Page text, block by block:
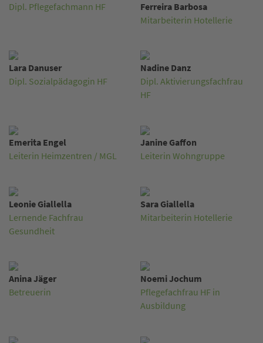
Dipl. Pflegefachmann HF
Ferreira Barbosa
Mitarbeiterin Hotellerie
Lara Danuser
Dipl. Sozialpädagogin HF
Nadine Danz
Dipl. Aktivierungsfachfrau
HF
Emerita Engel
Leiterin Heimzentren / MGL
Janine Gaffon
Leiterin Wohngruppe
Leonie Giallella
Lernende Fachfrau
Gesundheit
Sara Giallella
Mitarbeiterin Hotellerie
Anina Jäger
Betreuerin
Noemi Jochum
Pflegefachfrau HF in
Ausbildung